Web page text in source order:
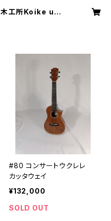
工所Koike ukl
#80 コンサートウクレレ
カッタウェイ
¥132,000
SOLD OUT